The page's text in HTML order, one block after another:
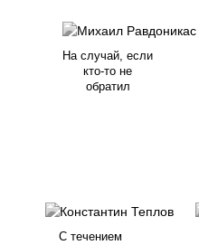
На случай, если
кто-то не
обратил
С течением